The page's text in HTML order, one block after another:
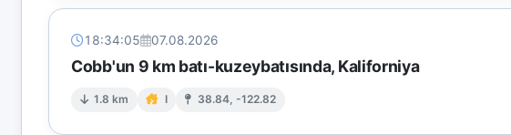
18:34:05 07.08.2026
Cobb'un 9 km batı-kuzeybatısında, Kaliforniya
1.8 km I 38.84, -122.82